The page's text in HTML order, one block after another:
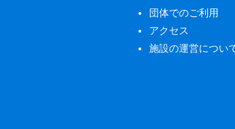
団体でのご利用
アクセス
施設の運営につい